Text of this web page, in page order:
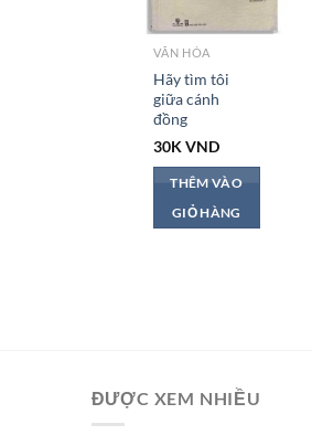
VĂN HÓA
Hãy tìm tôi
giữa cánh
đồng
30KVND
THÊM VÀO
GIỎ HÀNG
ĐƯỢC XEM NHIỀU